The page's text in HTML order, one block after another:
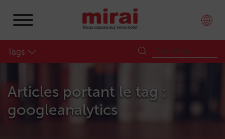
Tags
Articles portant le tag :
googleanalytics